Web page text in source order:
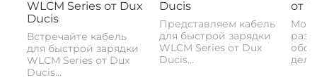
WLCM Series от Dux
Ducis
Встречайте кабель
для быстрой зарядки
WLCM Series от Dux
Ducis...
Ducis
Представляем кабель
для быстрой зарядки
WLCM Series от Dux
Ducis...
от